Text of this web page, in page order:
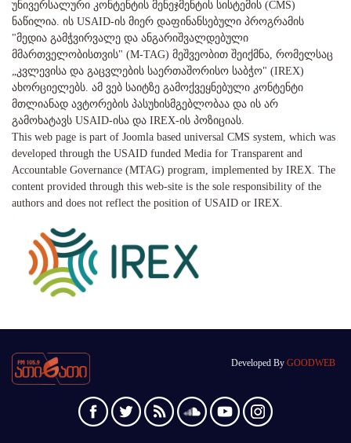
უნივერსალური კონტენტის მენეჯმენტის სისტემის (CMS)
ნაწილია. ის USAID-ის მიერ დაფინანსებული პროგრამის
"მედია გამჭვირვალე და ანგარიშვალდებული
მმართველობისთვის" (M-TAG) მეშვეობით შეიქმნა, რომელსაც
„კვლევისა და გაცვლების საერთაშორისო საბჭო" (IREX)
ახორციელებს. ამ ვებ საიტზე გამოქვეყნებული კონტენტი
მთლიანად ავტორების პასუხისმგებლობაა და ის არ
გამოხატავს USAID-ისა და IREX-ის პოზიციას.
This web page is part of Joomla based universal CMS system, which was
developed through the USAID funded Media for Transparent and
Accountable Governance (MTAG) program, implemented by IREX. The
content provided through this web-site is the sole responsibility of the
authors and does not reflect the position of USAID or IREX.
Developed By GOODWEB